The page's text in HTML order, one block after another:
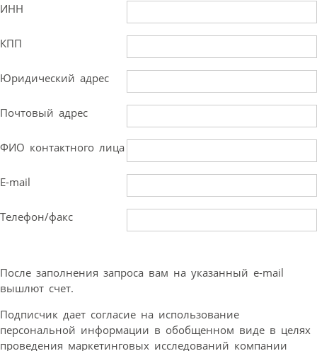
ИНН
КПП
Юридический адрес
Почтовый адрес
ФИО контактного лица
E-mail
Телефон/факс
После заполнения запроса вам на указанный e-mail
вышлют счет.
Подписчик дает согласие на использование
персональной информации в обобщенном виде в целях
проведения маркетинговых исследований компании